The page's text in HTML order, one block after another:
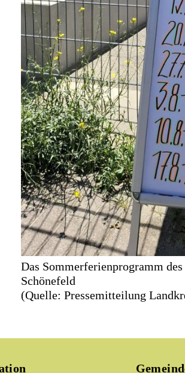
Das Sommerferienprogramm
Schönefeld
(Quelle: Pressemitteilung